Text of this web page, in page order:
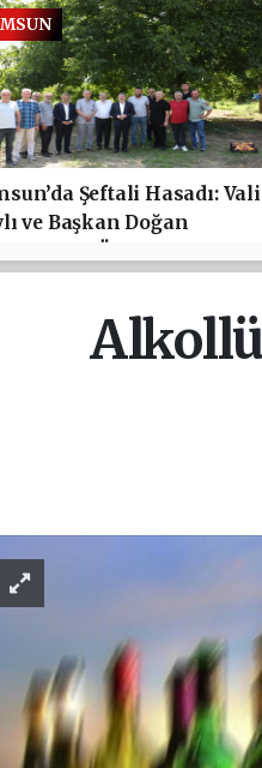
Şeftali Hasadı: Vali
ve Başkan Doğan